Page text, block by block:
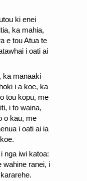
ki enei
ka mahia,
e tou Atua te
i oati ai
ka manaaki
i a koe, ka
tou kopu, me
i to waina,
o kau, me
i oati ai ia
nga iwi katoa:
wahine ranei, i